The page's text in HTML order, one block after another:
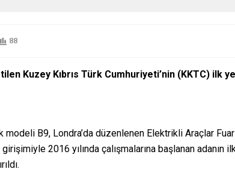
88
Kuzey Kıbrıs Türk Cumhuriyeti’nin (KKTC) ilk
B9, Londra’da düzenlenen Elektrikli Araçlar
2016 yılında çalışmalarına başlanan adanın